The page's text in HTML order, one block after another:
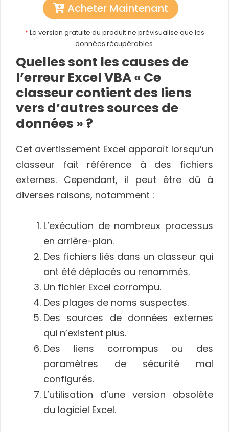
Acheter Maintenant
*La version gratuite du produit ne prévisualise que les
données récupérables.
Quelles sont les causes de
l’erreur Excel VBA « Ce
classeur contient des liens
vers d’autres sources de
données » ?
Cet avertissement Excel apparaît lorsqu’un
classeur fait référence à des fichiers
externes. Cependant, il peut être dû à
diverses raisons, notamment :
L’exécution de nombreux processus
en arrière-plan.
Des fichiers liés dans un classeur qui
ont été déplacés ou renommés.
Un fichier Excel corrompu.
Des plages de noms suspectes.
Des sources de données externes
qui n’existent plus.
Des liens corrompus ou des
paramètres de sécurité mal
configurés.
L’utilisation d’une version obsolète
du logiciel Excel.